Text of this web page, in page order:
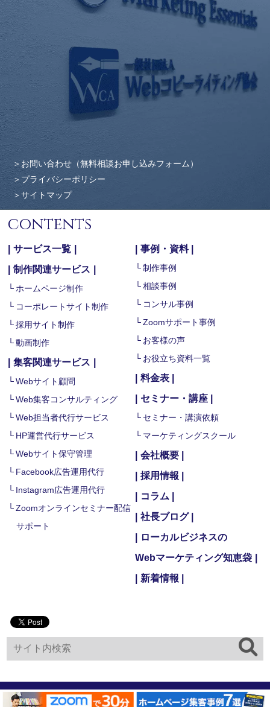
お問い合わせ（無料相談お申し込みフォーム）
プライバシーポリシー
サイトマップ
contents
サービス一覧
制作関連サービス
ホームページ制作
コーポレートサイト制作
採用サイト制作
動画制作
集客関連サービス
Webサイト顧問
Web集客コンサルティング
Web担当者代行サービス
HP運営代行サービス
Webサイト保守管理
Facebook広告運用代行
Instagram広告運用代行
Zoomオンラインセミナー配信
サポート
事例・資料
制作事例
相談事例
コンサル事例
Zoomサポート事例
お客様の声
お役立ち資料一覧
料金表
セミナー・講座
セミナー・講演依頼
マーケティングスクール
会社概要
採用情報
コラム
社長ブログ
ローカルビジネスの
Webマーケティング知恵袋
新着情報
Copyright ©株式会社マーケティング・エッセンシャルズ All Rights Reserved.